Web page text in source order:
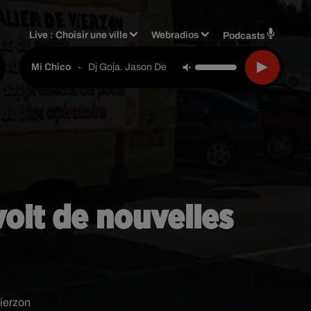
Live :Choisir une ville Webradios Podcasts
Mi Chico - Dj Goja. Jason Derulo
de nouvelles